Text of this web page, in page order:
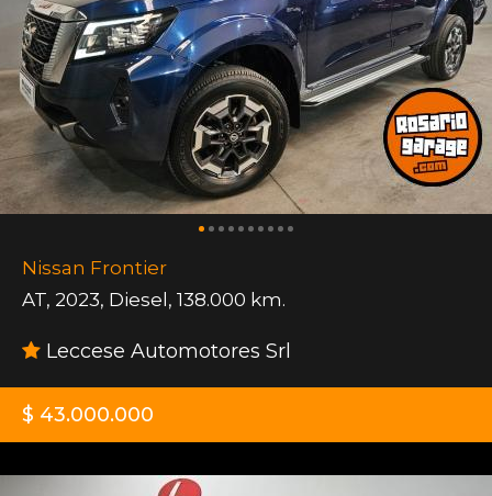
Nissan Frontier
AT, 2023, Diesel, 138.000 km.
Leccese Automotores Srl
$ 43.000.000